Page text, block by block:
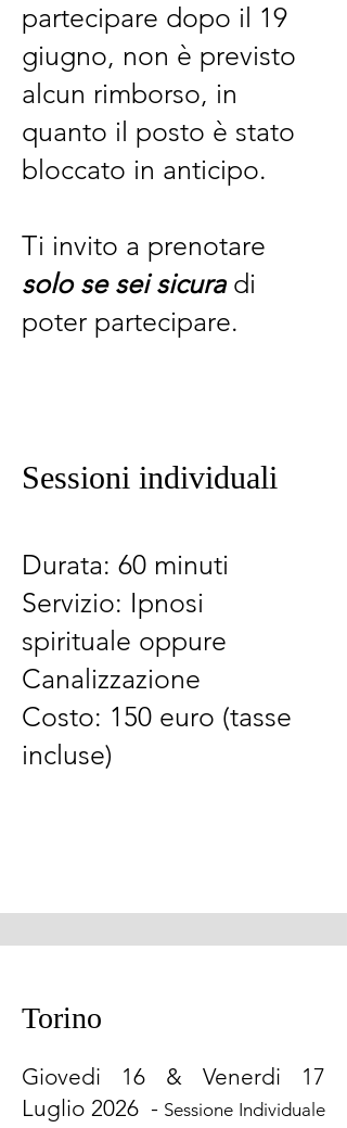
partecipare dopo il 19
giugno, non è previsto
alcun rimborso, in
quanto il posto è stato
bloccato in anticipo.
Ti invito a prenotare
solo se sei sicura di
poter partecipare.
Sessioni individuali
Durata: 60 minuti
Servizio: Ipnosi
spirituale oppure
Canalizzazione
Costo: 150 euro (tasse
incluse)
Torino
Giovedi 16 & Venerdi 17
Luglio 2026 - Sessione Individuale